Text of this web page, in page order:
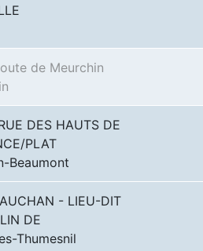
de Meurchin
DES HAUTS DE
PLAT
Beaumont
- LIEU-DIT
DE
Thumesnil